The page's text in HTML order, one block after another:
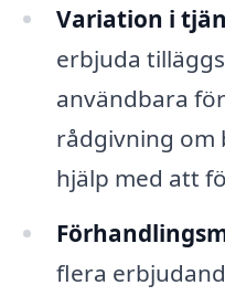
Variation i
erbjuda
användbara
rådgivning om
hjälp med att
flera